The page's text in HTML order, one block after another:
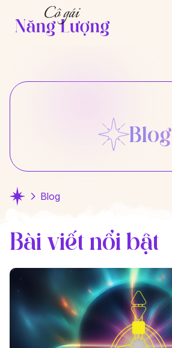
Blog
Blog
Bài viết nổi bật